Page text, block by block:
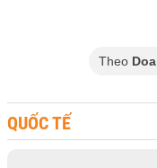
Theo
QUỐC TẾ